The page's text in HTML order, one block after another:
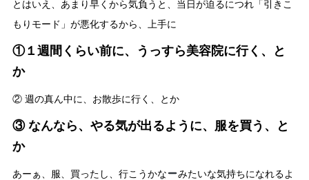
とはいえ、あまり早くから気負うと、当日が迫るにつれ「引きこ
もりモード」が悪化するから、上手に
①１週間くらい前に、うっすら美容院に行く、と
か
② 週の真ん中に、お散歩に行く、とか
③ なんなら、やる気が出るように、服を買う、と
か
あーぁ、服、買ったし、行こうかな
みたいな気持ちになれるよ